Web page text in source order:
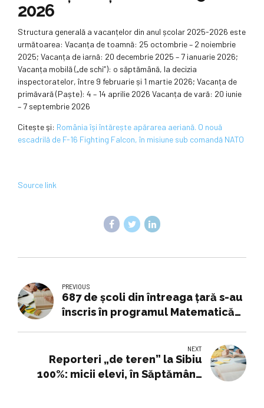
2026
Structura generală a vacanțelor din anul școlar 2025-2026 este
următoarea: Vacanța de toamnă: 25 octombrie – 2 noiembrie
2025; Vacanța de iarnă: 20 decembrie 2025 – 7 ianuarie 2026;
Vacanța mobilă („de schi”): o săptămână, la decizia
inspectoratelor, între 9 februarie și 1 martie 2026; Vacanța de
primăvară (Paște): 4 – 14 aprilie 2026 Vacanța de vară: 20 iunie
– 7 septembrie 2026
Citește şi: România își întărește apărarea aeriană. O nouă
escadrilă de F-16 Fighting Falcon, în misiune sub comandă NATO
Source link
PREVIOUS
687 de școli din întreaga țară s-au
înscris în programul Matematică
NEXT
Reporteri „de teren” la Sibiu
100%: micii elevi, în Săptămâna